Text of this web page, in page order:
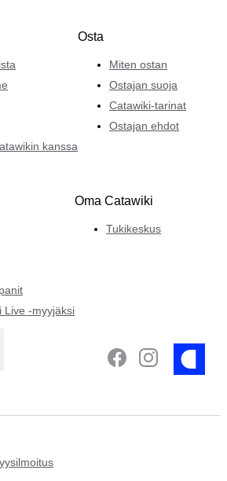
kanssa
Osta
Miten ostan
Ostajan suoja
Catawiki-tarinat
Ostajan ehdot
Live -myyjäksi
Oma Catawiki
Tukikeskus